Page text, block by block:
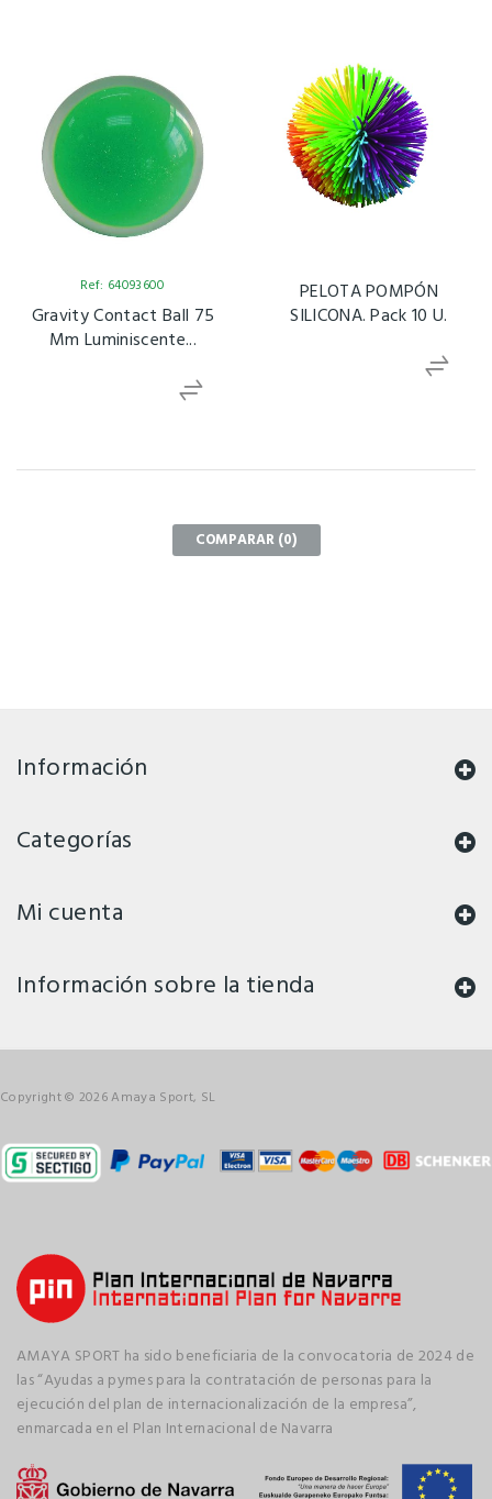
Ref: 64093600
Gravity Contact Ball 75
Mm Luminiscente...
PELOTA POMPÓN
SILICONA. Pack 10 U.
COMPARAR (0)
Información
Categorías
Mi cuenta
Información sobre la tienda
Copyright © 2026 Amaya Sport, SL
AMAYA SPORT ha sido beneficiaria de la convocatoria de 2024 de
las “Ayudas a pymes para la contratación de personas para la
ejecución del plan de internacionalización de la empresa”,
enmarcada en el Plan Internacional de Navarra